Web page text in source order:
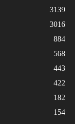
3139
3016
884
568
443
422
182
154